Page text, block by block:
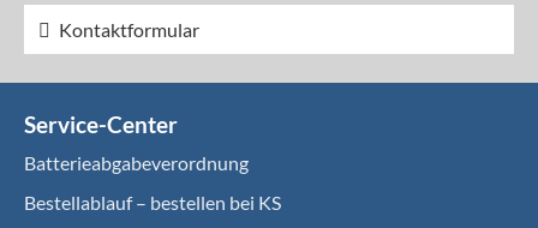
Kontaktformular
Service-Center
Batterieabgabeverordnung
Bestellablauf – bestellen bei KS